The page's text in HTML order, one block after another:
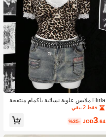
Flirla ملابس علوية نسائية بأكمام منتفخة
قصيرة ذات طبعة جلد النمر مع تفاصيل ال
فقط 2 بيقي
JOD3.64
%35-